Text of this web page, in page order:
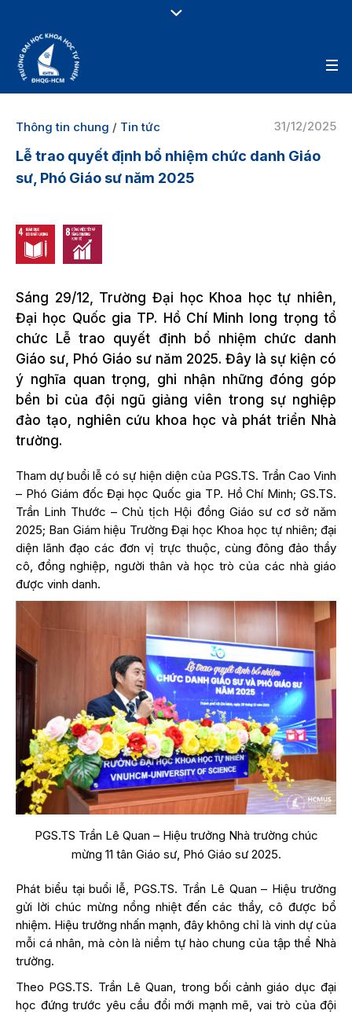
31/12/2025
Thông tin chung / Tin tức
Lễ trao quyết định bổ nhiệm chức danh Giáo
sư, Phó Giáo sư năm 2025
Sáng 29/12, Trường Đại học Khoa học tự nhiên,
Đại học Quốc gia TP. Hồ Chí Minh long trọng tổ
chức Lễ trao quyết định bổ nhiệm chức danh
Giáo sư, Phó Giáo sư năm 2025. Đây là sự kiện có
ý nghĩa quan trọng, ghi nhận những đóng góp
bền bỉ của đội ngũ giảng viên trong sự nghiệp
đào tạo, nghiên cứu khoa học và phát triển Nhà
trường.
Tham dự buổi lễ có sự hiện diện của PGS.TS. Trần Cao Vinh
– Phó Giám đốc Đại học Quốc gia TP. Hồ Chí Minh; GS.TS.
Trần Linh Thước – Chủ tịch Hội đồng Giáo sư cơ sở năm
2025; Ban Giám hiệu Trường Đại học Khoa học tự nhiên; đại
diện lãnh đạo các đơn vị trực thuộc, cùng đông đảo thầy
cô, đồng nghiệp, người thân và học trò của các nhà giáo
được vinh danh.
PGS.TS Trần Lê Quan – Hiệu trưởng Nhà trường chúc
mừng 11 tân Giáo sư, Phó Giáo sư 2025.
Phát biểu tại buổi lễ, PGS.TS. Trần Lê Quan – Hiệu trưởng
gửi lời chúc mừng nồng nhiệt đến các thầy, cô được bổ
nhiệm. Hiệu trưởng nhấn mạnh, đây không chỉ là vinh dự của
mỗi cá nhân, mà còn là niềm tự hào chung của tập thể Nhà
trường.
Theo PGS.TS. Trần Lê Quan, trong bối cảnh giáo dục đại
học đứng trước yêu cầu đổi mới mạnh mẽ, vai trò của đội